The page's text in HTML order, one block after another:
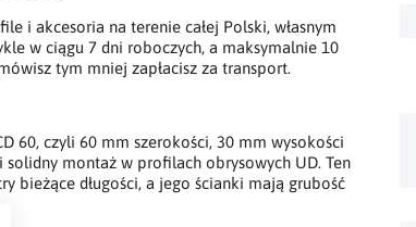
i akcesoria na terenie całej Polski, własnym
w ciągu 7 dni roboczych, a maksymalnie 10
tym mniej zapłacisz za transport.
60, czyli 60 mm szerokości, 30 mm wysokości
solidny montaż w profilach obrysowych UD. Ten
bieżące długości, a jego ścianki mają grubość